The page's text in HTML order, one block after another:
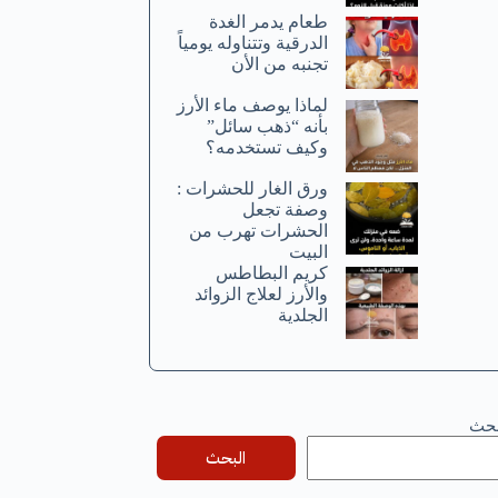
طعام يدمر الغدة
الدرقية وتتناوله يومياً
تجنبه من الأن
لماذا يوصف ماء الأرز
بأنه “ذهب سائل”
وكيف تستخدمه؟
ورق الغار للحشرات :
وصفة تجعل
الحشرات تهرب من
البيت
كريم البطاطس
والأرز لعلاج الزوائد
الجلدية
البحث